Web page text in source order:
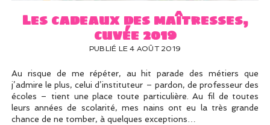
Les cadeaux des maîtresses,
cuvée 2019
PUBLIÉ LE 4 AOÛT 2019
Au risque de me répéter, au hit parade des métiers que
j’admire le plus, celui d’instituteur – pardon, de professeur des
écoles – tient une place toute particulière. Au fil de toutes
leurs années de scolarité, mes nains ont eu la très grande
chance de ne tomber, à quelques exceptions…